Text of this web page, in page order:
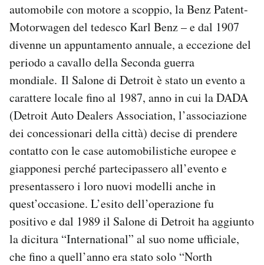
Regala il Post
Hai bisogno di aiuto?
automobile con motore a scoppio, la Benz Patent-
Motorwagen del tedesco Karl Benz – e dal 1907
divenne un appuntamento annuale, a eccezione del
periodo a cavallo della Seconda guerra
mondiale. Il Salone di Detroit è stato un evento a
carattere locale fino al 1987, anno in cui la DADA
(Detroit Auto Dealers Association, l’associazione
dei concessionari della città) decise di prendere
contatto con le case automobilistiche europee e
giapponesi perché partecipassero all’evento e
presentassero i loro nuovi modelli anche in
quest’occasione. L’esito dell’operazione fu
positivo e dal 1989 il Salone di Detroit ha aggiunto
la dicitura “International” al suo nome ufficiale,
che fino a quell’anno era stato solo “North